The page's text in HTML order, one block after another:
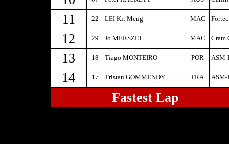
11 22 LEI Kit Meng MAC
12 29 Jo MERSZEI MAC Cram
13 18 Tiago MONTEIRO POR
14 17 Tristan GOMMENDY FRA
Fastest Lap